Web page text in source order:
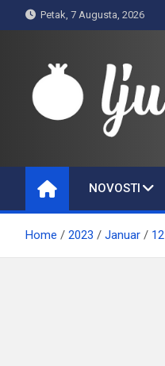
to
Petak, 7 Augusta, 2026
Ljubušaci
NOVOSTI
Home 2023 Januar 12